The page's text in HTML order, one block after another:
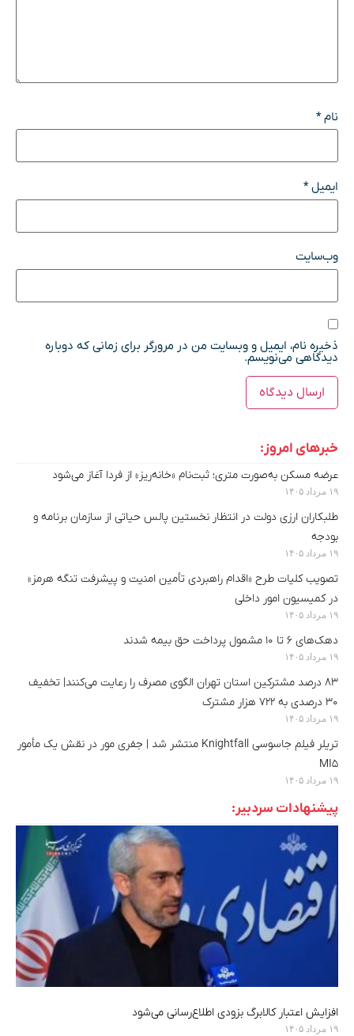
نام*
ایمیل*
وب‌سایت
ذخیره نام، ایمیل و وبسایت من در مرورگر برای زمانی که دوباره
دیدگاهی می‌نویسم.
خبرهای امروز:
عرضه مسکن به‌صورت متری؛ ثبت‌نام «خانه‌ریز» از فردا آغاز می‌شود
۱۹ مرداد ۱۴۰۵
طلبکاران ارزی دولت در انتظار نخستین پالس حیاتی از سازمان برنامه و
بودجه
۱۹ مرداد ۱۴۰۵
تصویب کلیات طرح «اقدام راهبردی تأمین امنیت و پیشرفت تنگه هرمز»
در کمیسیون امور داخلی
۱۹ مرداد ۱۴۰۵
دهک‌های ۶ تا ۱۰ مشمول پرداخت حق بیمه شدند
۱۹ مرداد ۱۴۰۵
۸۳ درصد مشترکین استان تهران الگوی مصرف را رعایت می‌کنند| تخفیف
۳۰ درصدی به ۷۲۲ هزار مشترک
۱۹ مرداد ۱۴۰۵
تریلر فیلم جاسوسی Knightfall منتشر شد | جفری مور در نقش یک مأمور
MI5
۱۹ مرداد ۱۴۰۵
پیشنهادات سردبیر:
افزایش اعتبار کالابرگ بزودی اطلاع‌رسانی می‌شود
۱۹ مرداد ۱۴۰۵